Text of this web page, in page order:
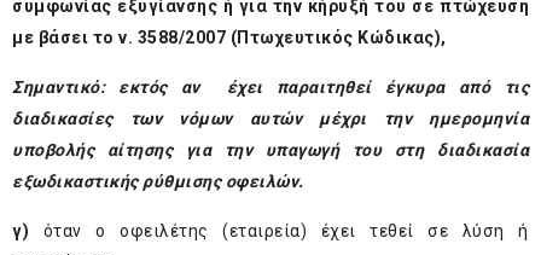
συμφωνίας εξυγίανσης ή για την κήρυξή του σε πτώχευση
με βάσει το ν. 3588/2007 (Πτωχευτικός Κώδικας),
Σημαντικό: εκτός αν έχει παραιτηθεί έγκυρα από τις
διαδικασίες των νόμων αυτών μέχρι την ημερομηνία
υποβολής αίτησης για την υπαγωγή του στη διαδικασία
εξωδικαστικής ρύθμισης οφειλών.
γ) όταν ο οφειλέτης (εταιρεία) έχει τεθεί σε λύση ή